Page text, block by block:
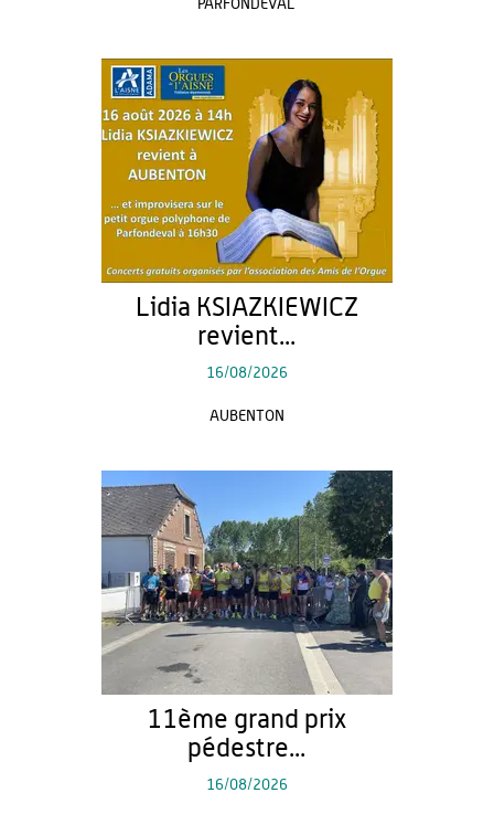
PARFONDEVAL
Lidia KSIAZKIEWICZ
revient...
16/08/2026
AUBENTON
11ème grand prix
pédestre...
16/08/2026